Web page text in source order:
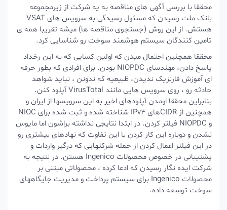
محققا با بررسی آگهی های مناقصه به یه شرکت از زیرمجموعه
بانک ملت رسیدن که مسئول رسیدگی به سرویس های VSAT
هستش. از این روش (جستجوی مناقصه ها) میشه تقریبا همه ی
تامین کنندگان سیستم هوشمند سوخت رو شناسایی کرد.
محققا همچنین احتمال میدن که اولین کسایی که به این رخداد
پاسخ دادن، مهندسای NIOPDC بودن. برای افرادی که بطور حرفه
ای آموزش فارنزیک ندیدن، ظبیعیه که ندونن ، نباید شواهد
حادثه رو ، روی سرویس هایی مانند VirusTotal آپلود کنن.
بنابراین محققا اومدن آپلودهای اخیر به این سرویسها از ایران و
همچنین از CIDRهای IPv4 شناخته شده و ثبت شده برای NIOC
و NIOPDC فیلتر کردن. در ابتدا نتایجی نداشته براشون اما مایوس
نشدن و دوباره این کار کردن با این تفاوت که نهادهای بیشتری رو
در این فیلتر اعمال کردن از جمله شرکتهایی که درگیر واردات و
پشتیبانی در خصوص محصولات Ingenico هستن. در نتیجه به
شرکت ایده نگار رسیدن که ادعا کرده ، محصولاتی مبتنی بر
محصولات Ingenico برای سیستم پرداخت و مدیریت جایگاههای
سوخت توسعه داده.